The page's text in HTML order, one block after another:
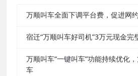
万顺叫车全面下调平台费，促进网
宿迁“万顺叫车好司机”3万元现金完
万顺叫车“一键叫车”功能持续优化
车